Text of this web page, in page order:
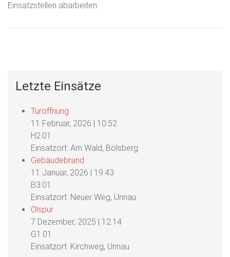
Einsatzstellen abarbeiten.
Letzte Einsätze
Türöffnung
11 Februar, 2026 | 10:52
H2.01
Einsatzort: Am Wald, Bölsberg
Gebäudebrand
11 Januar, 2026 | 19:43
B3.01
Einsatzort: Neuer Weg, Unnau
Ölspur
7 Dezember, 2025 | 12:14
G1.01
Einsatzort: Kirchweg, Unnau